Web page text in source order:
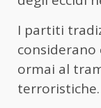
I partiti
ormai al
terroristiche.